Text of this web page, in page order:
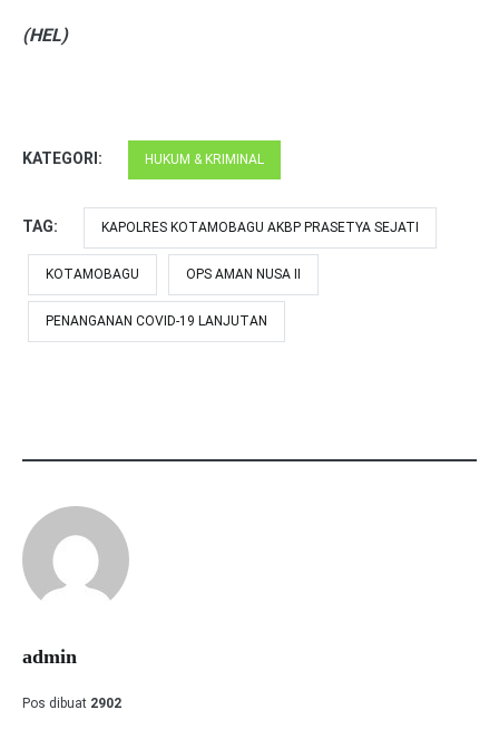
(HEL)
KATEGORI: HUKUM & KRIMINAL
TAG: KAPOLRES KOTAMOBAGU AKBP PRASETYA SEJATI
KOTAMOBAGU OPS AMAN NUSA II
PENANGANAN COVID-19 LANJUTAN
admin
Pos dibuat 2902